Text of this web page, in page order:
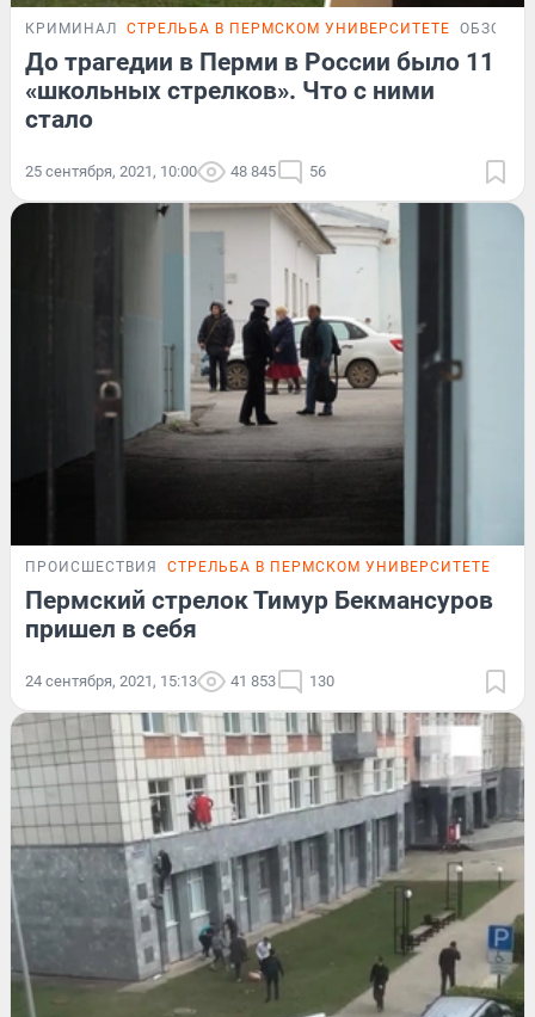
КРИМИНАЛ СТРЕЛЬБА В ПЕРМСКОМ УНИВЕРСИТЕТЕ ОБЗОР
До трагедии в Перми в России было 11
«школьных стрелков». Что с ними
стало
25 сентября, 2021, 10:00 48 845 56
ПРОИСШЕСТВИЯ СТРЕЛЬБА В ПЕРМСКОМ УНИВЕРСИТЕТЕ
Пермский стрелок Тимур Бекмансуров
пришел в себя
24 сентября, 2021, 15:13 41 853 130